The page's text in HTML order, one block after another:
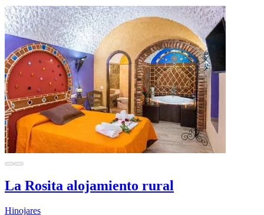
La Rosita alojamiento rural
Hinojares